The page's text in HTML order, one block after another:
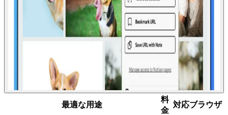
最適な用途
料
金
対応ブラウザ